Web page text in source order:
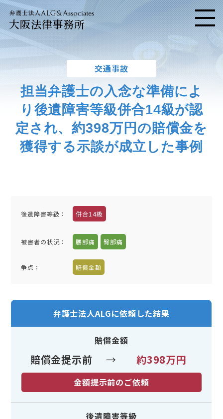
大阪法律事務所 メニ
交通事故
担当弁護士の入念な準備によ
り後遺障害等級併合14級が認
定され、約398万円の賠償金を
獲得する示談が成立した事例
後遺障害等級： 併合14級
被害者の状況： 腰部痛 臀部痛
争点： 賠償金額
弁護士法人ALGに依頼した結果
賠償金額
賠償金提示前 → 約398万円
金額提示前のご依頼
後遺障害等級